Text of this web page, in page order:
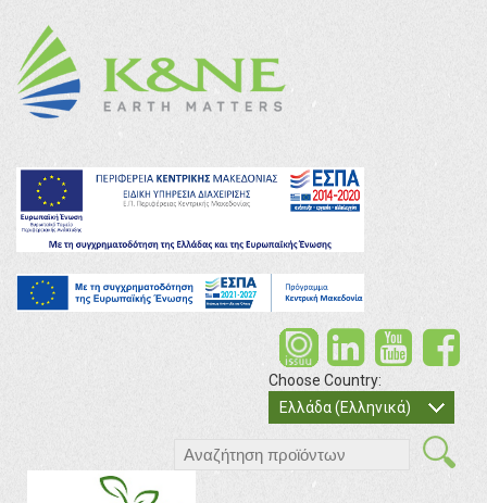
Choose Country:
Ελλάδα (Ελληνικά)